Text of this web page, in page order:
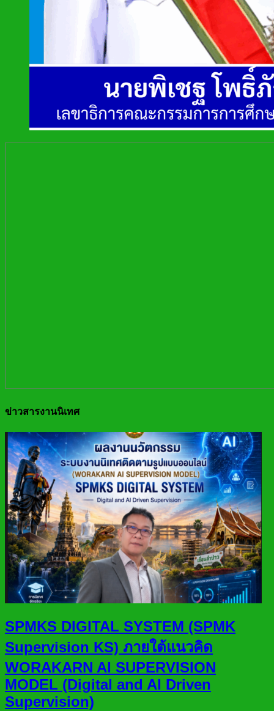
ข่าวสารงานนิเทศ
SPMKS DIGITAL SYSTEM (SPMK
Supervision KS) ภายใต้แนวคิด
WORAKARN AI SUPERVISION
MODEL (Digital and AI Driven
Supervision)